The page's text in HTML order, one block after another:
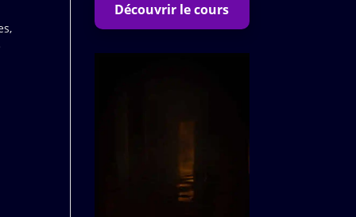
Découvrir le cours